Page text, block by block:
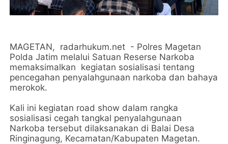
MAGETAN, radarhukum.net - Polres Magetan
Polda Jatim melalui Satuan Reserse Narkoba
memaksimalkan kegiatan sosialisasi tentang
pencegahan penyalahgunaan narkoba dan bahaya
merokok.
Kali ini kegiatan road show dalam rangka
sosialisasi cegah tangkal penyalahgunaan
Narkoba tersebut dilaksanakan di Balai Desa
Ringinagung, Kecamatan/Kabupaten Magetan.